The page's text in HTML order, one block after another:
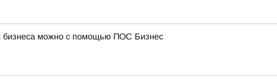
бизнеса можно с помощью ПОС Бизнес